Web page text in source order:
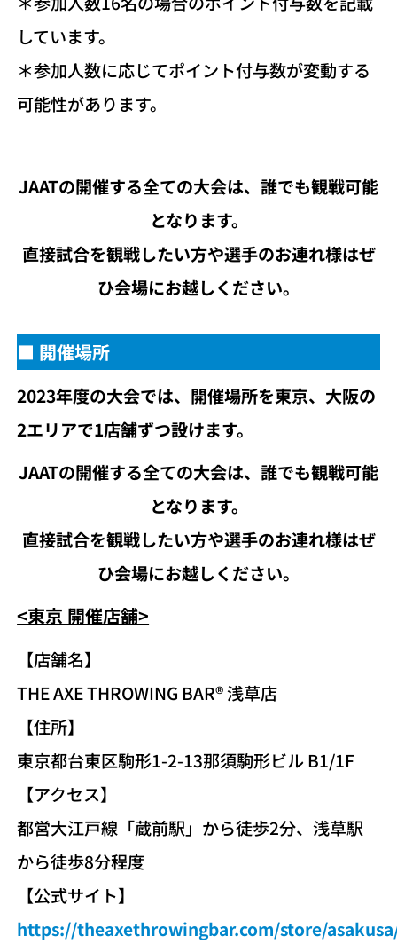
しています。
＊参加人数に応じてポイント付与数が変動する
可能性があります。
JAATの開催する全ての大会は、誰でも観戦可能
となります。
直接試合を観戦したい方や選手のお連れ様はぜ
ひ会場にお越しください。
■ 開催場所
2023年度の大会では、開催場所を東京、大阪の
2エリアで1店舗ずつ設けます。
JAATの開催する全ての大会は、誰でも観戦可能
となります。
直接試合を観戦したい方や選手のお連れ様はぜ
ひ会場にお越しください。
<東京 開催店舗>
【店舗名】
THE AXE THROWING BAR®︎ 浅草店
【住所】
東京都台東区駒形1-2-13那須駒形ビル B1/1F
​【アクセス】
都営大江戸線「蔵前駅」から徒歩2分、浅草駅
から徒歩8分程度
【公式サイト】
https://theaxethrowingbar.com/store/